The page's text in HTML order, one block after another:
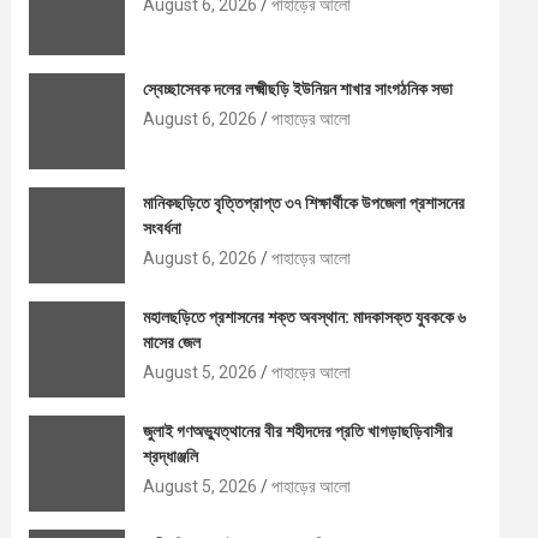
August 6, 2026
পাহাড়ের আলো
স্বেচ্ছাসেবক দলের লক্ষ্মীছড়ি ইউনিয়ন শাখার সাংগঠনিক সভা
August 6, 2026
পাহাড়ের আলো
মানিকছড়িতে বৃত্তিপ্রাপ্ত ৩৭ শিক্ষার্থীকে উপজেলা প্রশাসনের
সংবর্ধনা
August 6, 2026
পাহাড়ের আলো
মহালছড়িতে প্রশাসনের শক্ত অবস্থান: মাদকাসক্ত যুবককে ৬
মাসের জেল
August 5, 2026
পাহাড়ের আলো
জুলাই গণঅভ্যুত্থানের বীর শহীদদের প্রতি খাগড়াছড়িবাসীর
শ্রদ্ধাঞ্জলি
August 5, 2026
পাহাড়ের আলো